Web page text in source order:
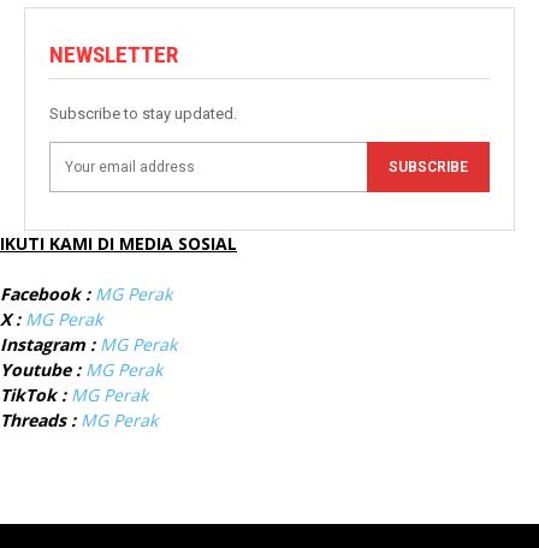
NEWSLETTER
Subscribe to stay updated.
SUBSCRIBE
IKUTI KAMI DI MEDIA SOSIAL
Facebook : MG Perak
X : MG Perak
Instagram : MG Perak
Youtube : MG Perak
TikTok : MG Perak
Threads : MG Perak